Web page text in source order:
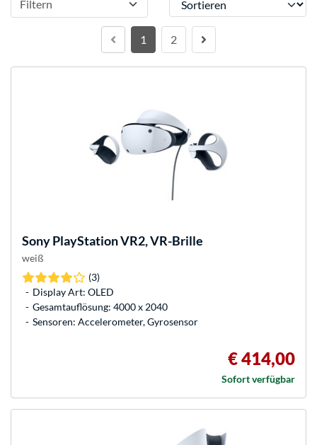
Filtern
1 2
SonyPlayStation VR2, VR-Brille
weiß
(3)
Display Art: OLED
Gesamtauflösung: 4000 x 2040
Sensoren: Accelerometer, Gyrosensor
€ 414,00
Sofort verfügbar